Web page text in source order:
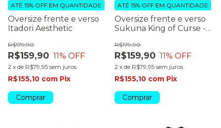
Oversize frente e verso
Itadori Aesthetic
R$159,90
R$179,90
11% OFF
2 x de R$79,95 sem juros
ATÉ 15% OFF EM QUANTIDADE
R$155,10 com Pix
Comprar
Oversize frente e verso
Sukuna King of Curse -
R$159,90
R$179,90
11% OFF
2 x de R$79,95 sem juros
ATÉ 15% OFF EM QUANTIDADE
R$155,10 com Pix
Comprar